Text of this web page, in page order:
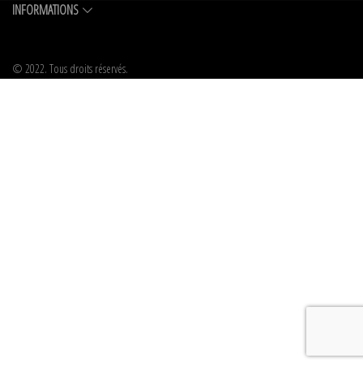
INFORMATIONS
© 2022. Tous droits réservés.